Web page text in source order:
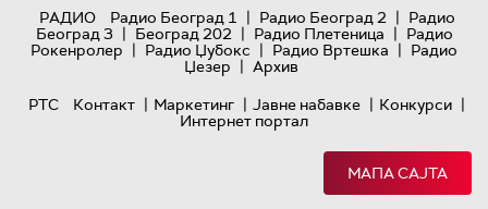
РАДИО
Радио Београд 1 | Радио Београд 2 | Радио
Београд 3 | Београд 202 | Радио Плетеница | Радио
Рокенролер | Радио Џубокс | Радио Вртешка | Радио
Џезер | Архив
РТС
Контакт | Маркетинг | Јавне набавке | Конкурси |
Интернет портал
МАПА САЈТА